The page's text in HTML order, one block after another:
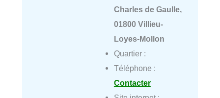
Charles de Gaulle,
01800 Villieu-
Loyes-Mollon
Quartier :
Téléphone :
Contacter